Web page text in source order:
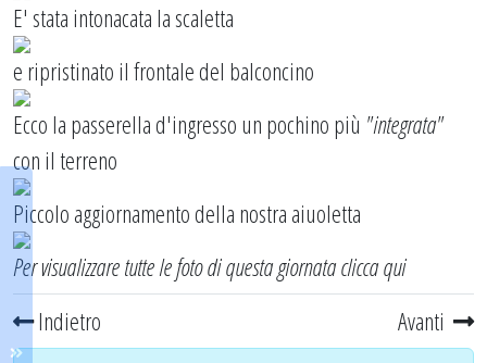
E' stata intonacata la scaletta
e ripristinato il frontale del balconcino
Ecco la passerella d'ingresso un pochino più "integrata"
con il terreno
Piccolo aggiornamento della nostra aiuoletta
Per visualizzare tutte le foto di questa giornataclicca qui
Indietro
Avanti